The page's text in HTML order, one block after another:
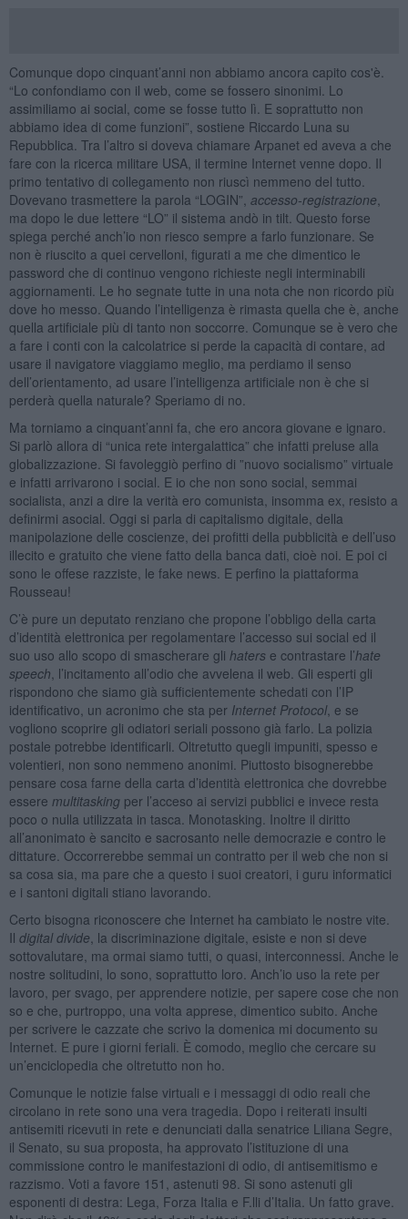
Comunque dopo cinquant’anni non abbiamo ancora capito cos'è.
“Lo confondiamo con il web, come se fossero sinonimi. Lo
assimiliamo ai social, come se fosse tutto lì. E soprattutto non
abbiamo idea di come funzioni”, sostiene Riccardo Luna su
Repubblica. Tra l’altro si doveva chiamare Arpanet ed aveva a che
fare con la ricerca militare USA, il termine Internet venne dopo. Il
primo tentativo di collegamento non riuscì nemmeno del tutto.
Dovevano trasmettere la parola “LOGIN”, accesso-registrazione
ma dopo le due lettere “LO” il sistema andò in tilt. Questo forse
spiega perché anch’io non riesco sempre a farlo funzionare. Se
non è riuscito a quei cervelloni, figurati a me che dimentico le
password che di continuo vengono richieste negli interminabili
aggiornamenti. Le ho segnate tutte in una nota che non ricordo più
dove ho messo. Quando l’intelligenza è rimasta quella che è, anche
quella artificiale più di tanto non soccorre. Comunque se è vero che
a fare i conti con la calcolatrice si perde la capacità di contare, ad
usare il navigatore viaggiamo meglio, ma perdiamo il senso
dell’orientamento, ad usare l’intelligenza artificiale non è che si
perderà quella naturale? Speriamo di no.
Ma torniamo a cinquant’anni fa, che ero ancora giovane e ignaro.
Si parlò allora di “unica rete intergalattica” che infatti preluse alla
globalizzazione. Si favoleggiò perfino di ”nuovo socialismo” virtuale
e infatti arrivarono i social. E io che non sono social, semmai
socialista, anzi a dire la verità ero comunista, insomma ex, resisto a
definirmi asocial. Oggi si parla di capitalismo digitale, della
manipolazione delle coscienze, dei profitti della pubblicità e dell’uso
illecito e gratuito che viene fatto della banca dati, cioè noi. E poi ci
sono le offese razziste, le fake news. E perfino la piattaforma
Rousseau!
C’è pure un deputato renziano che propone l’obbligo della carta
d’identità elettronica per regolamentare l’accesso sui social ed il
suo uso allo scopo di smascherare gli haterse contrastare l’hate
speech , l’incitamento all’odio che avvelena il web. Gli esperti gli
rispondono che siamo già sufficientemente schedati con l’IP
identificativo, un acronimo che sta per Internet Protocol, e se
vogliono scoprire gli odiatori seriali possono già farlo. La polizia
postale potrebbe identificarli. Oltretutto quegli impuniti, spesso e
volentieri, non sono nemmeno anonimi. Piuttosto bisognerebbe
pensare cosa farne della carta d’identità elettronica che dovrebbe
essere multitaskingper l’acceso ai servizi pubblici e invece resta
poco o nulla utilizzata in tasca. Monotasking. Inoltre il diritto
all’anonimato è sancito e sacrosanto nelle democrazie e contro le
dittature. Occorrerebbe semmai un contratto per il web che non si
sa cosa sia, ma pare che a questo i suoi creatori, i guru informatici
e i santoni digitali stiano lavorando.
Certo bisogna riconoscere che Internet ha cambiato le nostre vite.
Il digital divide , la discriminazione digitale, esiste e non si deve
sottovalutare, ma ormai siamo tutti, o quasi, interconnessi. Anche le
nostre solitudini, lo sono, soprattutto loro. Anch’io uso la rete per
lavoro, per svago, per apprendere notizie, per sapere cose che non
so e che, purtroppo, una volta apprese, dimentico subito. Anche
per scrivere le cazzate che scrivo la domenica mi documento su
Internet. E pure i giorni feriali. È comodo, meglio che cercare su
un’enciclopedia che oltretutto non ho.
Comunque le notizie false virtuali e i messaggi di odio reali che
circolano in rete sono una vera tragedia. Dopo i reiterati insulti
antisemiti ricevuti in rete e denunciati dalla senatrice Liliana Segre,
il Senato, su sua proposta, ha approvato l’istituzione di una
commissione contro le manifestazioni di odio, di antisemitismo e
razzismo. Voti a favore 151, astenuti 98. Si sono astenuti gli
esponenti di destra: Lega, Forza Italia e F.lli d’Italia. Un fatto grave.